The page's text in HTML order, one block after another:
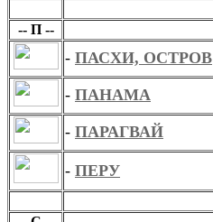
-- П --
- ПАСХИ, ОСТРОВ
- ПАНАМА
- ПАРАГВАЙ
- ПЕРУ